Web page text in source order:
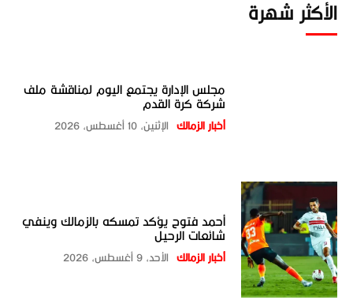
الأكثر شهرة
مجلس الإدارة يجتمع اليوم لمناقشة ملف
شركة كرة القدم
أخبار الزمالك الإثنين، 10 أغسطس، 2026
أحمد فتوح يؤكد تمسكه بالزمالك وينفي
شائعات الرحيل
أخبار الزمالك الأحد، 9 أغسطس، 2026